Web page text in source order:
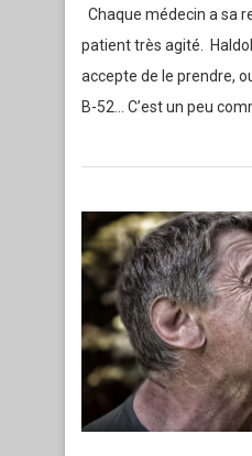
Chaque médecin a sa
patient très agité.
accepte de le prendre,
B-52… C’est un peu